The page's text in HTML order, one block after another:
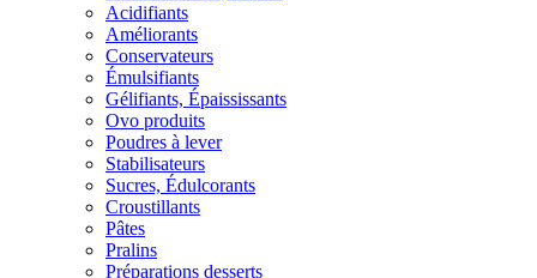
Acidifiants
Améliorants
Conservateurs
Émulsifiants
Gélifiants, Épaississants
Ovo produits
Poudres à lever
Stabilisateurs
Sucres, Édulcorants
Croustillants
Pâtes
Pralins
Préparations desserts